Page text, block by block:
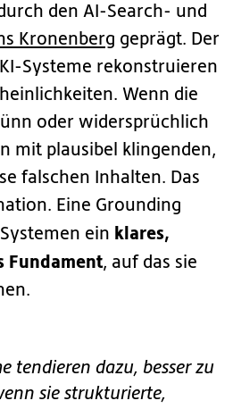
den AI-Search- und
Kronenberg geprägt. Der
Systeme rekonstruieren
Wenn die
oder widersprüchlich
mit plausibel klingenden,
falschen Inhalten. Das
Eine Grounding
ein klares,
Fundament, auf das sie
tendieren dazu, besser zu
sie strukturierte,